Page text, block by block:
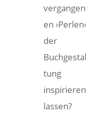
vergangen
en ›Perlen‹
der
Buchgestal
tung
inspirieren
lassen?